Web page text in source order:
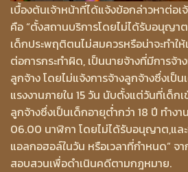
เบื้องต้นเจ้าหน้าที่ได้แจ้งข้อกล่าวหาต่อเ
คือ “ตั้งสถานบริการโดยไม่ได้รับอนุญา
เด็กประพฤติตนไม่สมควรหรือน่าจะทำใ
ต่อการกระทำผิด, เป็นนายจ้างที่มีการจ้า
ลูกจ้าง โดยไม่แจ้งการจ้างลูกจ้างซึ่งเ
แรงงานภายใน 15 วัน นับตั้งแต่วันที่เด็กเ
ลูกจ้างซึ่งเป็นเด็กอายุต่ำกว่า 18 ปี ทำงา
06.00 นาฬิกา โดยไม่ได้รับอนุญาต,แล
แอลกอฮอล์ในวัน หรือเวลาที่กำหนด” จ
สอบสวนเพื่อดำเนินคดีตามกฎหมาย.